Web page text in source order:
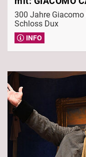
300 Jahre
Schloss Dux
INFO